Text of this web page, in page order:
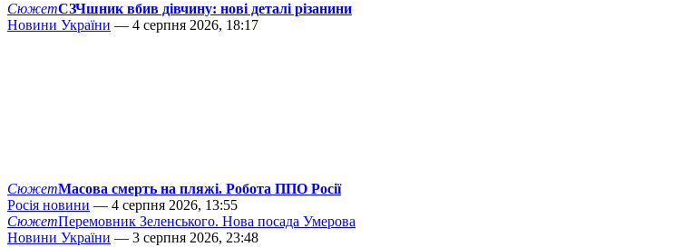
СюжетСЗЧшник вбив дівчину: нові деталі різанини
Новини України — 4 серпня 2026, 18:17
СюжетМасова смерть на пляжі. Робота ППО Росії
Росія новини — 4 серпня 2026, 13:55
СюжетПеремовник Зеленського. Нова посада Умерова
Новини України — 3 серпня 2026, 23:48